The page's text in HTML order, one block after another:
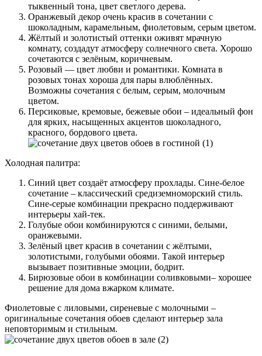
тыквенный тона, цвет светлого дерева.
Оранжевый декор очень красив в сочетании с
шоколадным, карамельным, фиолетовым, серым цветом.
Жёлтый и золотистый оттенки оживят мрачную
комнату, создадут атмосферу солнечного света. Хорошо
сочетаются с зелёным, коричневым.
Розовый — цвет любви и романтики. Комната в
розовых тонах хороша для пары влюблённых.
Возможны сочетания с белым, серым, молочным
цветом.
Персиковые, кремовые, бежевые обои – идеальный фон
для ярких, насыщенных акцентов шоколадного,
красного, бордового цвета.
Холодная палитра:
Синий цвет создаёт атмосферу прохлады. Сине-белое
сочетание – классический средиземноморский стиль.
Сине-серые комбинации прекрасно поддерживают
интерьеры хай-тек.
Голубые обои комбинируются с синими, белыми,
оранжевыми.
Зелёный цвет красив в сочетании с жёлтыми,
золотистыми, голубыми обоями. Такой интерьер
вызывает позитивные эмоции, бодрит.
Бирюзовые обои в комбинации соливковыми– хорошее
решение для дома вжарком климате.
Фиолетовые с лиловыми, сиреневые с молочными –
оригинальные сочетания обоев сделают интерьер зала
неповторимым и стильным.